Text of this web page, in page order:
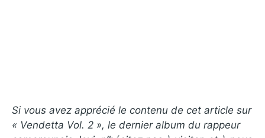
Si vous avez apprécié le contenu de cet article sur
« Vendetta Vol. 2 », le dernier album du rappeur